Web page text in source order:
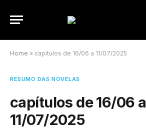
Home » capítulos de 16/06 a 11/07/2025
RESUMO DAS NOVELAS
capítulos de 16/06 a
11/07/2025